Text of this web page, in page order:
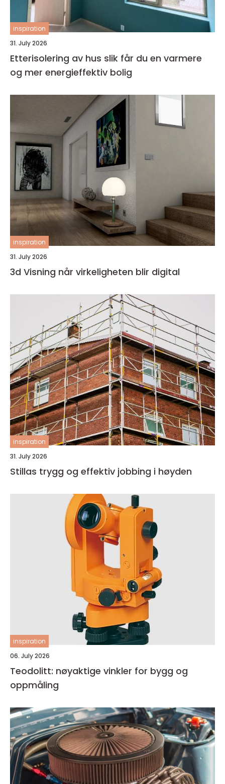
inspiration
31. July 2026
Etterisolering av hus slik får du en varmere
og mer energieffektiv bolig
inspiration
31. July 2026
3d Visning når virkeligheten blir digital
inspiration
31. July 2026
Stillas trygg og effektiv jobbing i høyden
inspiration
06. July 2026
Teodolitt: nøyaktige vinkler for bygg og
oppmåling